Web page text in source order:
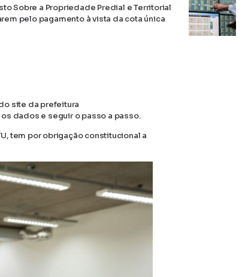
Sobre a Propriedade Predial e Territorial
pelo pagamento à vista da cota única
site da prefeitura
dados e seguir o passo a passo.
tem por obrigação constitucional a